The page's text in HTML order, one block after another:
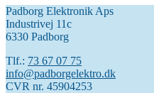
Padborg Elektronik Aps
Industrivej 11c
6330 Padborg
Tlf.: 73 67 07 75
info@padborgelektro.dk
CVR nr. 45904253